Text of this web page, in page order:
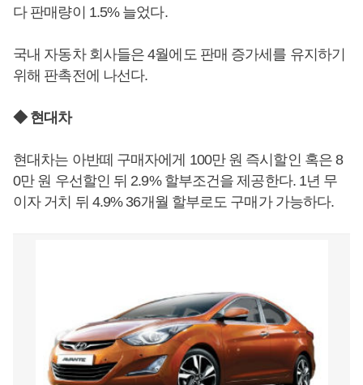
다 판매량이 1.5% 늘었다.
국내 자동차 회사들은 4월에도 판매 증가세를 유지하기
위해 판촉전에 나선다.
◆ 현대차
현대차는 아반떼 구매자에게 100만 원 즉시할인 혹은 8
0만 원 우선할인 뒤 2.9% 할부조건을 제공한다. 1년 무
이자 거치 뒤 4.9% 36개월 할부로도 구매가 가능하다.